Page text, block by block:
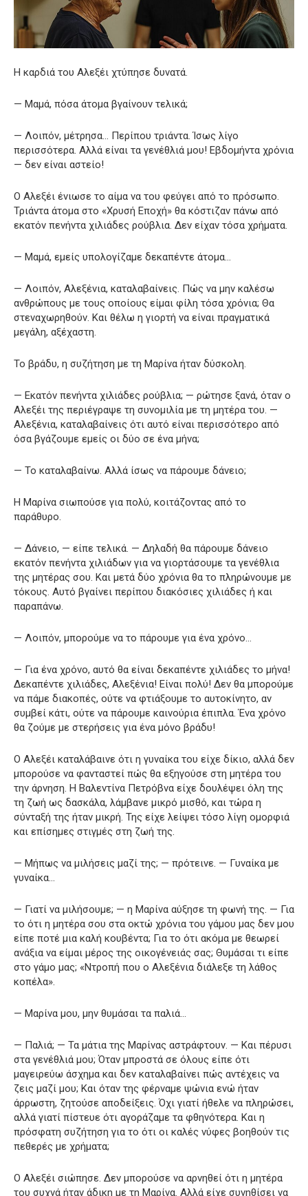
Η καρδιά του Αλεξέι χτύπησε δυνατά.
— Μαμά, πόσα άτομα βγαίνουν τελικά;
— Λοιπόν, μέτρησα… Περίπου τριάντα. Ίσως λίγο
περισσότερα. Αλλά είναι τα γενέθλιά μου! Εβδομήντα χρόνια
— δεν είναι αστείο!
Ο Αλεξέι ένιωσε το αίμα να του φεύγει από το πρόσωπο.
Τριάντα άτομα στο «Χρυσή Εποχή» θα κόστιζαν πάνω από
εκατόν πενήντα χιλιάδες ρούβλια. Δεν είχαν τόσα χρήματα.
— Μαμά, εμείς υπολογίζαμε δεκαπέντε άτομα…
— Λοιπόν, Αλεξένια, καταλαβαίνεις. Πώς να μην καλέσω
ανθρώπους με τους οποίους είμαι φίλη τόσα χρόνια; Θα
στεναχωρηθούν. Και θέλω η γιορτή να είναι πραγματικά
μεγάλη, αξέχαστη.
Το βράδυ, η συζήτηση με τη Μαρίνα ήταν δύσκολη.
— Εκατόν πενήντα χιλιάδες ρούβλια; — ρώτησε ξανά, όταν ο
Αλεξέι της περιέγραψε τη συνομιλία με τη μητέρα του. —
Αλεξένια, καταλαβαίνεις ότι αυτό είναι περισσότερο από
όσα βγάζουμε εμείς οι δύο σε ένα μήνα;
— Το καταλαβαίνω. Αλλά ίσως να πάρουμε δάνειο;
Η Μαρίνα σιωπούσε για πολύ, κοιτάζοντας από το
παράθυρο.
— Δάνειο, — είπε τελικά. — Δηλαδή θα πάρουμε δάνειο
εκατόν πενήντα χιλιάδων για να γιορτάσουμε τα γενέθλια
της μητέρας σου. Και μετά δύο χρόνια θα το πληρώνουμε με
τόκους. Αυτό βγαίνει περίπου διακόσιες χιλιάδες ή και
παραπάνω.
— Λοιπόν, μπορούμε να το πάρουμε για ένα χρόνο…
— Για ένα χρόνο, αυτό θα είναι δεκαπέντε χιλιάδες το μήνα!
Δεκαπέντε χιλιάδες, Αλεξένια! Είναι πολύ! Δεν θα μπορούμε
να πάμε διακοπές, ούτε να φτιάξουμε το αυτοκίνητο, αν
συμβεί κάτι, ούτε να πάρουμε καινούρια έπιπλα. Ένα χρόνο
θα ζούμε με στερήσεις για ένα μόνο βράδυ!
Ο Αλεξέι καταλάβαινε ότι η γυναίκα του είχε δίκιο, αλλά δεν
μπορούσε να φανταστεί πώς θα εξηγούσε στη μητέρα του
την άρνηση. Η Βαλεντίνα Πετρόβνα είχε δουλέψει όλη της
τη ζωή ως δασκάλα, λάμβανε μικρό μισθό, και τώρα η
σύνταξή της ήταν μικρή. Της είχε λείψει τόσο λίγη ομορφιά
και επίσημες στιγμές στη ζωή της.
— Μήπως να μιλήσεις μαζί της; — πρότεινε. — Γυναίκα με
γυναίκα…
— Γιατί να μιλήσουμε; — η Μαρίνα αύξησε τη φωνή της. — Για
το ότι η μητέρα σου στα οκτώ χρόνια του γάμου μας δεν μου
είπε ποτέ μια καλή κουβέντα; Για το ότι ακόμα με θεωρεί
ανάξια να είμαι μέρος της οικογένειάς σας; Θυμάσαι τι είπε
στο γάμο μας; «Ντροπή που ο Αλεξένια διάλεξε τη λάθος
κοπέλα».
— Μαρίνα μου, μην θυμάσαι τα παλιά…
— Παλιά; — Τα μάτια της Μαρίνας αστράφτουν. — Και πέρυσι
στα γενέθλιά μου; Όταν μπροστά σε όλους είπε ότι
μαγειρεύω άσχημα και δεν καταλαβαίνει πώς αντέχεις να
ζεις μαζί μου; Και όταν της φέρναμε ψώνια ενώ ήταν
άρρωστη, ζητούσε αποδείξεις. Όχι γιατί ήθελε να πληρώσει,
αλλά γιατί πίστευε ότι αγοράζαμε τα φθηνότερα. Και η
πρόσφατη συζήτηση για το ότι οι καλές νύφες βοηθούν τις
πεθερές με χρήματα;
Ο Αλεξέι σιώπησε. Δεν μπορούσε να αρνηθεί ότι η μητέρα
του συχνά ήταν άδικη με τη Μαρίνα. Αλλά είχε συνηθίσει να